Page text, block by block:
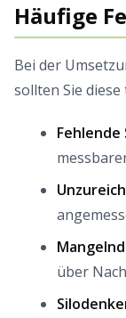
Häufige
Bei der
sollten Sie
über